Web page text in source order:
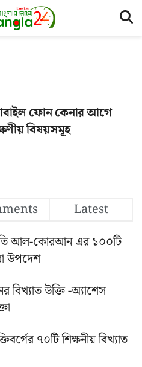
ফোন কেনার আগে
বিষয়সমূহ
Latest
আল-কোরআন এর ১০০টি
উপদেশ
বিখ্যাত উক্তি -অ্যাশেস
৭০টি শিক্ষনীয় বিখ্যাত